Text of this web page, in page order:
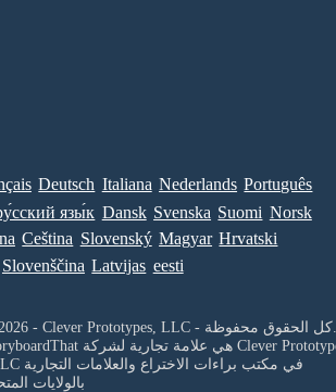
Deutsch Italiana Nederlands Português
язы́к Dansk Svenska Suomi Norsk
Ceština Slovenský Magyar Hrvatski
Slovenščina Latvijas eesti
© 2026 - Clever Prototypes, LLC - كل الحقوق محفوظة.
StoryboardThat هي علامة تجارية لشركة Clever
في مكتب براءات الاختراع والعلامات التجارية
بالولايات